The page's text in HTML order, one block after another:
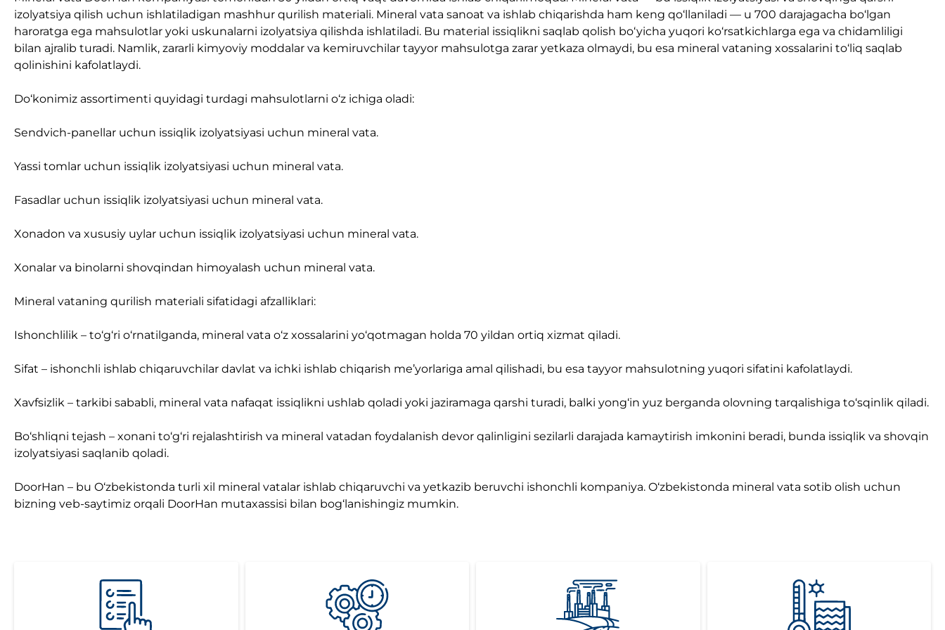
izolyatsiya qilish uchun ishlatiladigan mashhur qurilish materiali. Mineral vata sanoat va ishlab chiqarishda ham keng qo‘llaniladi — u 700 darajagacha bo‘lgan
haroratga ega mahsulotlar yoki uskunalarni izolyatsiya qilishda ishlatiladi. Bu material issiqlikni saqlab qolish bo‘yicha yuqori ko‘rsatkichlarga ega va chidamliligi
bilan ajralib turadi. Namlik, zararli kimyoviy moddalar va kemiruvchilar tayyor mahsulotga zarar yetkaza olmaydi, bu esa mineral vataning xossalarini to‘liq saqlab
qolinishini kafolatlaydi.
Do‘konimiz assortimenti quyidagi turdagi mahsulotlarni o‘z ichiga oladi:
Sendvich-panellar uchun issiqlik izolyatsiyasi uchun mineral vata.
Yassi tomlar uchun issiqlik izolyatsiyasi uchun mineral vata.
Fasadlar uchun issiqlik izolyatsiyasi uchun mineral vata.
Xonadon va xususiy uylar uchun issiqlik izolyatsiyasi uchun mineral vata.
Xonalar va binolarni shovqindan himoyalash uchun mineral vata.
Mineral vataning qurilish materiali sifatidagi afzalliklari:
Ishonchlilik – to‘g‘ri o‘rnatilganda, mineral vata o‘z xossalarini yo‘qotmagan holda 70 yildan ortiq xizmat qiladi.
Sifat – ishonchli ishlab chiqaruvchilar davlat va ichki ishlab chiqarish me’yorlariga amal qilishadi, bu esa tayyor mahsulotning yuqori sifatini kafolatlaydi.
Xavfsizlik – tarkibi sababli, mineral vata nafaqat issiqlikni ushlab qoladi yoki jaziramaga qarshi turadi, balki yong‘in yuz berganda olovning tarqalishiga to‘sqinlik qiladi.
Bo‘shliqni tejash – xonani to‘g‘ri rejalashtirish va mineral vatadan foydalanish devor qalinligini sezilarli darajada kamaytirish imkonini beradi, bunda issiqlik va shovqin
izolyatsiyasi saqlanib qoladi.
DoorHan – bu O‘zbekistonda turli xil mineral vatalar ishlab chiqaruvchi va yetkazib beruvchi ishonchli kompaniya. O‘zbekistonda mineral vata sotib olish uchun
bizning veb-saytimiz orqali DoorHan mutaxassisi bilan bog‘lanishingiz mumkin.